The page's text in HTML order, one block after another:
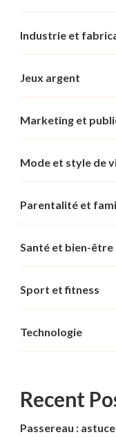
Industrie et
Jeux argent
Marketing et
Mode et style de
Parentalité et
Santé et bien-être
Sport et fitness
Technologie
Recent
Passereau :